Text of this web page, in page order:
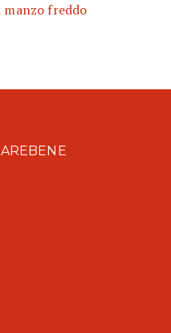
freddo